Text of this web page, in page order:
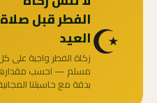
☪️الفطر قبل صلاة
العيد
زكاة الفطر واجبة على
مسلم — احسب
بدقة مع حاسبتنا